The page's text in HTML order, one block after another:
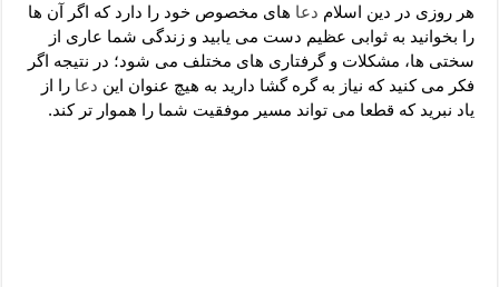
لا حول ولا قوة الا بالله برای چشم زخم – دعای چشم زخم ماشاالله
دعای قوی رفع ترس – دعای مجرب برای آرامش قلب و رفع اضطراب
دعا برای پولدار شدن در یک روز – دعای ثروت حضرت سلیمان
هر روزی در دین اسلام دعا های مخصوص خود را دارد که اگر آن ها
را بخوانید به ثوابی عظیم دست می یابید و زندگی شما عاری از
سختی ها، مشکلات و گرفتاری های مختلف می شود؛ در نتیجه اگر
فکر می کنید که نیاز به گره گشا دارید به هیچ عنوان این دعا را از
یاد نبرید که قطعا می تواند مسیر موفقیت شما را هموار تر کند.